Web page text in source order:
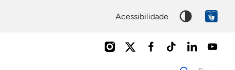
acessibilidade
Dados